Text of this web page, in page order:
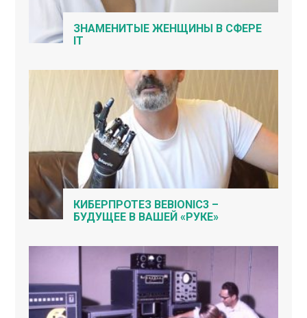
ЗНАМЕНИТЫЕ ЖЕНЩИНЫ В СФЕРЕ
IT
КИБЕРПРОТЕЗ BEBIONIC3 –
БУДУЩЕЕ В ВАШЕЙ «РУКЕ»